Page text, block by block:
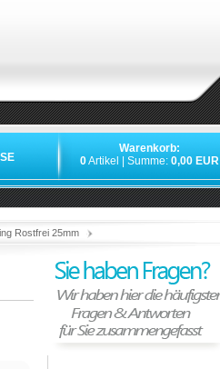
Warenkorb:
0Artikel | Summe: 0,00 EUR
Rostfrei 25mm